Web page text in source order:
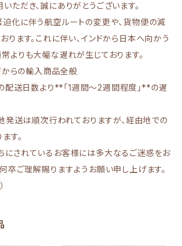
ただき、誠にありがとうございます。
迫化に伴う航空ルートの変更や、貨物便の減
ります。これに伴い、インドから日本へ向かう
よりも大幅な遅れが生じております。
からの輸入商品全般
配送日数より**「1週間〜2週間程度」**の遅
発送は順次行われておりますが、経由地での
す。
にされているお客様には多大なるご迷惑をお
卒ご理解賜りますようお願い申し上げます。